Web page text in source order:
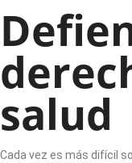
salud
Cada vez es más difícil